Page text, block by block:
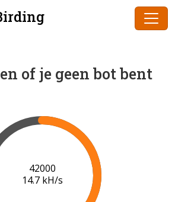
of je geen bot bent
45000
10.1 kH/s